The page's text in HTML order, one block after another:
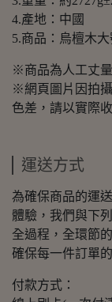
4.產地：中國
5.商品：烏檀木
※商品為人工丈
※網頁圖片因拍
色差，請以實際
運送方式
為確保商品的運
體驗，我們與下
全過程，全環節
確保每一件訂單
付款方式：